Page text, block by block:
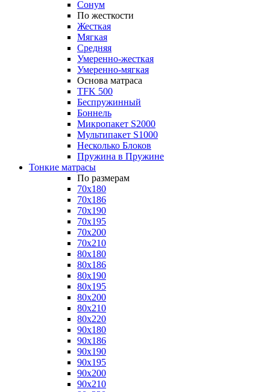
Сонум
По жесткости
Жесткая
Мягкая
Средняя
Умеренно-жесткая
Умеренно-мягкая
Основа матраса
TFK 500
Беспружинный
Боннель
Микропакет S2000
Мультипакет S1000
Несколько Блоков
Пружина в Пружине
Тонкие матрасы
По размерам
70x180
70x186
70x190
70x195
70x200
70x210
80x180
80x186
80x190
80x195
80x200
80x210
80x220
90x180
90x186
90x190
90x195
90x200
90x210